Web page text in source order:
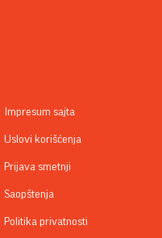
Impresum sajta
Uslovi korišćenja
Prijava smetnji
Saopštenja
Politika privatnosti